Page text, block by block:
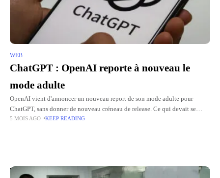
WEB
ChatGPT : OpenAI reporte à nouveau le
mode adulte
OpenAI vient d'annoncer un nouveau report de son mode adulte pour
ChatGPT, sans donner de nouveau créneau de release. Ce qui devait se
produire en décembre 2025 a initialement été
5 MOIS AGO KEEP READING
Top Picks for You